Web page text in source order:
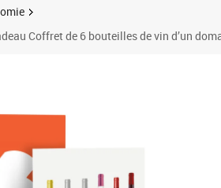
Coffret de 6 bouteilles de vin d’un